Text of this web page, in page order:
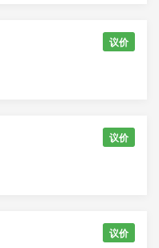
议价
议价
议价